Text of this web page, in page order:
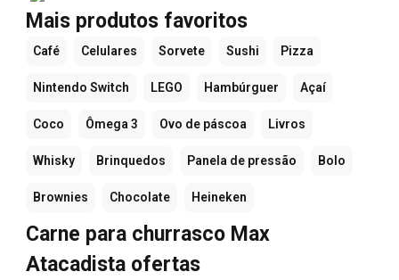
Mais produtos favoritos
Café Celulares Sorvete Sushi Pizza
Nintendo Switch LEGO Hambúrguer Açaí
Coco Ômega 3 Ovo de páscoa Livros
Whisky Brinquedos Panela de pressão Bolo
Brownies Chocolate Heineken
Carne para churrasco Max
Atacadista ofertas